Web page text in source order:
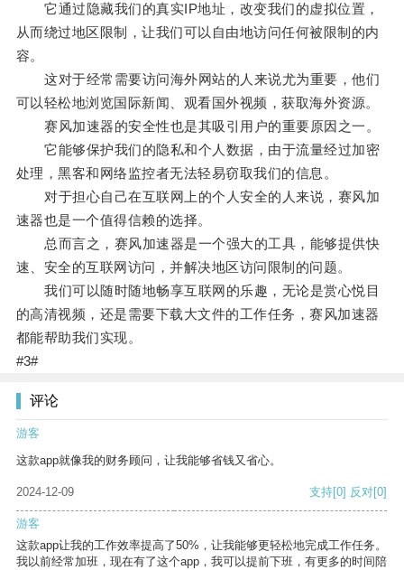
它通过隐藏我们的真实IP地址，改变我们的虚拟位置，
从而绕过地区限制，让我们可以自由地访问任何被限制的内
容。
这对于经常需要访问海外网站的人来说尤为重要，他们
可以轻松地浏览国际新闻、观看国外视频，获取海外资源。
赛风加速器的安全性也是其吸引用户的重要原因之一。
它能够保护我们的隐私和个人数据，由于流量经过加密
处理，黑客和网络监控者无法轻易窃取我们的信息。
对于担心自己在互联网上的个人安全的人来说，赛风加
速器也是一个值得信赖的选择。
总而言之，赛风加速器是一个强大的工具，能够提供快
速、安全的互联网访问，并解决地区访问限制的问题。
我们可以随时随地畅享互联网的乐趣，无论是赏心悦目
的高清视频，还是需要下载大文件的工作任务，赛风加速器
都能帮助我们实现。
#3#
评论
游客
这款app就像我的财务顾问，让我能够省钱又省心。
2024-12-09 支持[0] 反对[0]
游客
这款app让我的工作效率提高了50%，让我能够更轻松地完成工作任务。
我以前经常加班，现在有了这个app，我可以提前下班，有更多的时间陪